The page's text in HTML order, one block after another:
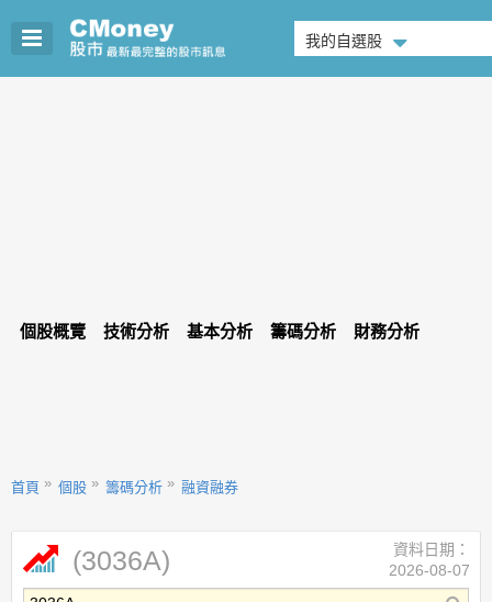
我的自選股
個股概覽 技術分析 基本分析 籌碼分析 財務分析
首頁 個股 籌碼分析 融資融券
(3036A)
資料日期：
2026-08-07